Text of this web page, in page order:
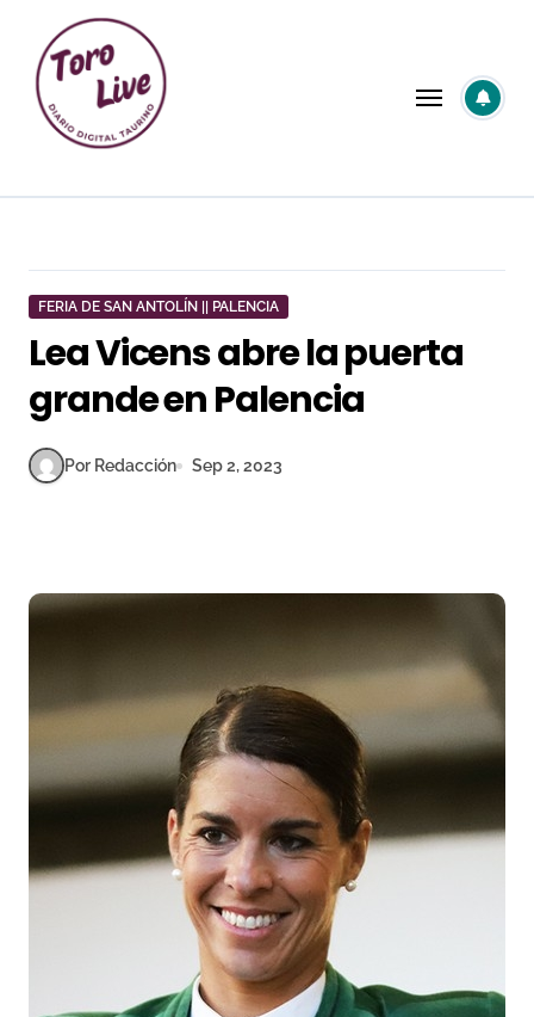
contenido
FERIA DE SAN ANTOLÍN || PALENCIA
Lea Vicens abre la puerta
grande en Palencia
Por Redacción Sep 2, 2023